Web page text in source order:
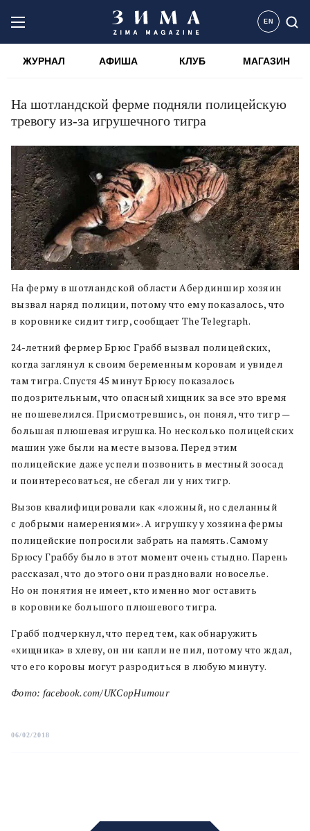
EN
ЖУРНАЛ АФИША КЛУБ МАГАЗИН
На шотландской ферме подняли полицейскую
тревогу из-за игрушечного тигра
На ферму в шотландской области Абердиншир хозяин
вызвал наряд полиции, потому что ему показалось, что
в коровнике сидит тигр, сообщает The Telegraph.
24-летний фермер Брюс Грабб вызвал полицейских,
когда заглянул к своим беременным коровам и увидел
там тигра. Спустя 45 минут Брюсу показалось
подозрительным, что опасный хищник за все это время
не пошевелился. Присмотревшись, он понял, что тигр —
большая плюшевая игрушка. Но несколько полицейских
машин уже были на месте вызова. Перед этим
полицейские даже успели позвонить в местный зоосад
и поинтересоваться, не сбегал ли у них тигр.
Вызов квалифицировали как «ложный, но сделанный
с добрыми намерениями». А игрушку у хозяина фермы
полицейские попросили забрать на память. Самому
Брюсу Граббу было в этот момент очень стыдно. Парень
рассказал, что до этого они праздновали новоселье.
Но он понятия не имеет, кто именно мог оставить
в коровнике большого плюшевого тигра.
Грабб подчеркнул, что перед тем, как обнаружить
«хищника» в хлеву, он ни капли не пил, потому что ждал,
что его коровы могут разродиться в любую минуту.
Фото: facebook.com/UKCopHumour
06/02/2018